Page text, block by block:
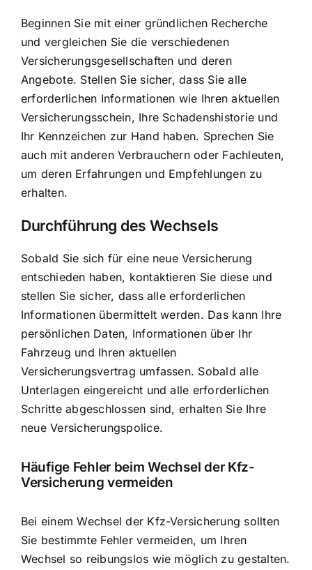
Beginnen Sie mit einer gründlichen Recherche
und vergleichen Sie die verschiedenen
Versicherungsgesellschaften und deren
Angebote. Stellen Sie sicher, dass Sie alle
erforderlichen Informationen wie Ihren aktuellen
Versicherungsschein, Ihre Schadenshistorie und
Ihr Kennzeichen zur Hand haben. Sprechen Sie
auch mit anderen Verbrauchern oder Fachleuten,
um deren Erfahrungen und Empfehlungen zu
erhalten.
Durchführung des Wechsels
Sobald Sie sich für eine neue Versicherung
entschieden haben, kontaktieren Sie diese und
stellen Sie sicher, dass alle erforderlichen
Informationen übermittelt werden. Das kann Ihre
persönlichen Daten, Informationen über Ihr
Fahrzeug und Ihren aktuellen
Versicherungsvertrag umfassen. Sobald alle
Unterlagen eingereicht und alle erforderlichen
Schritte abgeschlossen sind, erhalten Sie Ihre
neue Versicherungspolice.
Häufige Fehler beim Wechsel der Kfz-
Versicherung vermeiden
Bei einem Wechsel der Kfz-Versicherung sollten
Sie bestimmte Fehler vermeiden, um Ihren
Wechsel so reibungslos wie möglich zu gestalten.